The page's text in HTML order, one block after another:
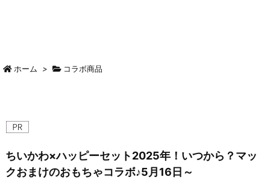
ホーム > コラボ商品
ちいかわ×ハッピーセット2025年！いつから？マッ
クおまけのおもちゃコラボ♪5月16日～